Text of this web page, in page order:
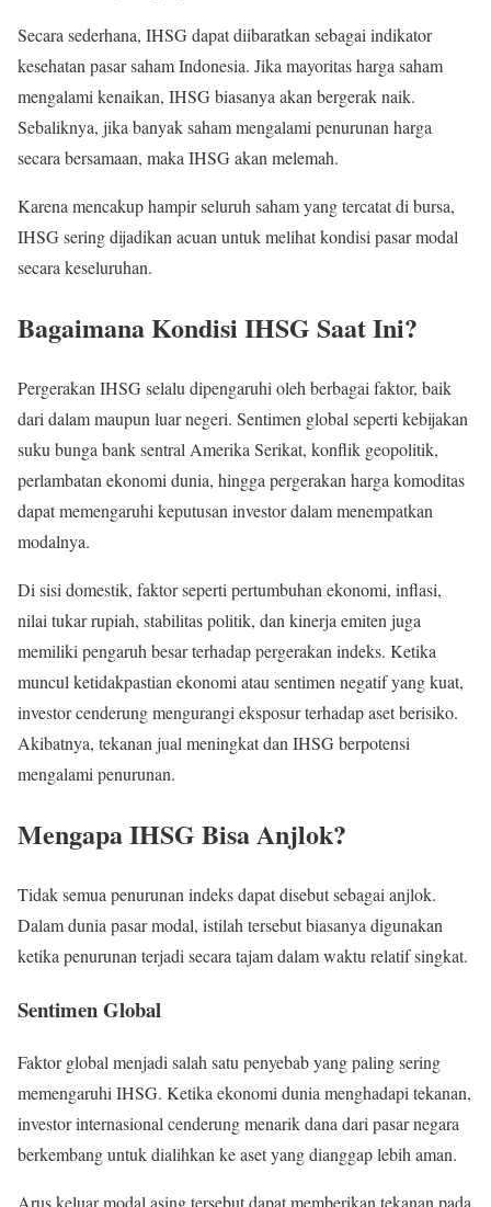
Secara sederhana, IHSG dapat diibaratkan sebagai indikator
kesehatan pasar saham Indonesia. Jika mayoritas harga saham
mengalami kenaikan, IHSG biasanya akan bergerak naik.
Sebaliknya, jika banyak saham mengalami penurunan harga
secara bersamaan, maka IHSG akan melemah.
Karena mencakup hampir seluruh saham yang tercatat di bursa,
IHSG sering dijadikan acuan untuk melihat kondisi pasar modal
secara keseluruhan.
Bagaimana Kondisi IHSG Saat Ini?
Pergerakan IHSG selalu dipengaruhi oleh berbagai faktor, baik
dari dalam maupun luar negeri. Sentimen global seperti kebijakan
suku bunga bank sentral Amerika Serikat, konflik geopolitik,
perlambatan ekonomi dunia, hingga pergerakan harga komoditas
dapat memengaruhi keputusan investor dalam menempatkan
modalnya.
Di sisi domestik, faktor seperti pertumbuhan ekonomi, inflasi,
nilai tukar rupiah, stabilitas politik, dan kinerja emiten juga
memiliki pengaruh besar terhadap pergerakan indeks. Ketika
muncul ketidakpastian ekonomi atau sentimen negatif yang kuat,
investor cenderung mengurangi eksposur terhadap aset berisiko.
Akibatnya, tekanan jual meningkat dan IHSG berpotensi
mengalami penurunan.
Mengapa IHSG Bisa Anjlok?
Tidak semua penurunan indeks dapat disebut sebagai anjlok.
Dalam dunia pasar modal, istilah tersebut biasanya digunakan
ketika penurunan terjadi secara tajam dalam waktu relatif singkat.
Sentimen Global
Faktor global menjadi salah satu penyebab yang paling sering
memengaruhi IHSG. Ketika ekonomi dunia menghadapi tekanan,
investor internasional cenderung menarik dana dari pasar negara
berkembang untuk dialihkan ke aset yang dianggap lebih aman.